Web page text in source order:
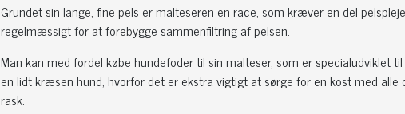
Grundet sin lange, fine pels er malteseren en race, som kræver en del
regelmæssigt for at forebygge sammenfiltring af pelsen.
Man kan med fordel købe hundefoder til sin malteser, som er specialudviklet
en lidt kræsen hund, hvorfor det er ekstra vigtigt at sørge for en kost med
rask.